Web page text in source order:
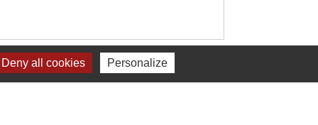
Signaler une erreur sur cette page
Deny all cookies Personalize